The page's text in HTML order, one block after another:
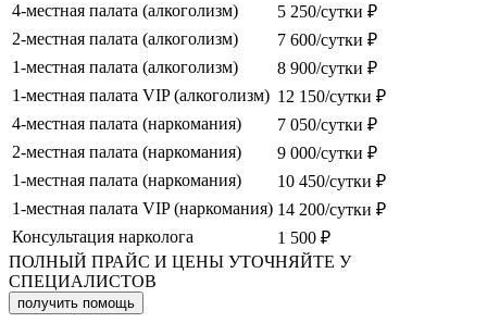
4-местная палата (алкоголизм)
5 250/сутки ₽
2-местная палата (алкоголизм)
7 600/сутки ₽
1-местная палата (алкоголизм)
8 900/сутки ₽
1-местная палата VIP (алкоголизм) 12 150/сутки ₽
4-местная палата (наркомания)
7 050/сутки ₽
2-местная палата (наркомания)
9 000/сутки ₽
1-местная палата (наркомания)
10 450/сутки ₽
1-местная палата VIP (наркомания) 14 200/сутки ₽
Консультация нарколога
1 500 ₽
ПОЛНЫЙ ПРАЙС И ЦЕНЫ УТОЧНЯЙТЕ У
СПЕЦИАЛИСТОВ
получить помощь